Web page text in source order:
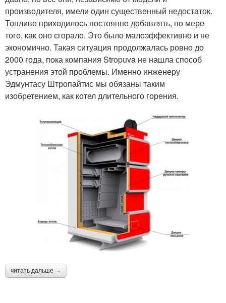
производителя, имели один существенный недостаток.
Топливо приходилось постоянно добавлять, по мере
того, как оно сгорало. Это было малоэффективно и не
экономично. Такая ситуация продолжалась ровно до
2000 года, пока компания Stropuva не нашла способ
устранения этой проблемы. Именно инженеру
Эдмунтасу Штропайтис мы обязаны таким
изобретением, как котел длительного горения.
читать дальше →